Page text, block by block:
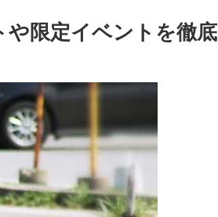
や限定イベントを徹底